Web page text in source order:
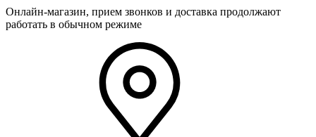
Онлайн-магазин, прием звонков и доставка продолжают
работать в обычном режиме